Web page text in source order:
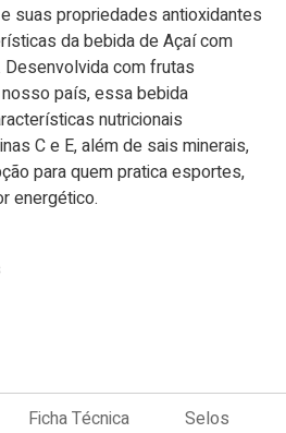
suas propriedades antioxidantes
da bebida de Açaí com
Desenvolvida com frutas
país, essa bebida
nutricionais
C e E, além de sais minerais,
para quem pratica esportes,
energético.
Ficha Técnica
Selos